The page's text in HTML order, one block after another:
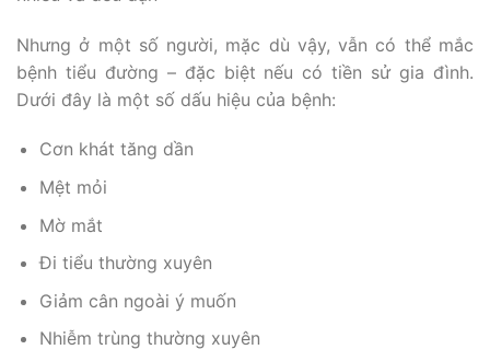
Nhưng ở một số người, mặc dù vậy, vẫn có thể mắc
bệnh tiểu đường – đặc biệt nếu có tiền sử gia đình.
Dưới đây là một số dấu hiệu của bệnh:
Cơn khát tăng dần
Mệt mỏi
Mờ mắt
Đi tiểu thường xuyên
Giảm cân ngoài ý muốn
Nhiễm trùng thường xuyên